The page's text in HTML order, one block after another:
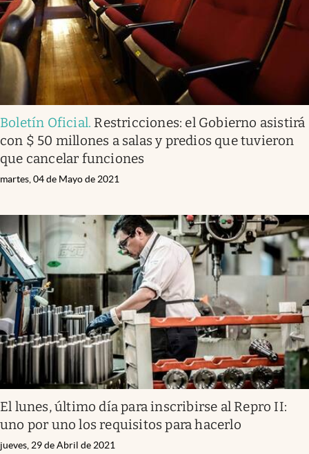
Boletín Oficial. Restricciones: el Gobierno asistirá
con $ 50 millones a salas y predios que tuvieron
que cancelar funciones
martes, 04 de Mayo de 2021
El lunes, último día para inscribirse al Repro II:
uno por uno los requisitos para hacerlo
jueves, 29 de Abril de 2021